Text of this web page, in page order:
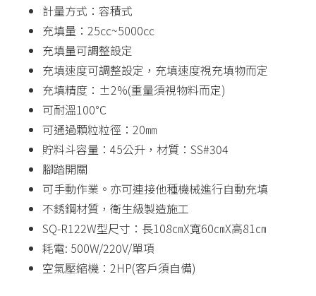
計量方式：容積式
充填量：25㏄~5000㏄
充填量可調整設定
充填速度可調整設定，充填速度視充填物而定
充填精度：±2%(重量須視物料而定)
可耐溫100℃
可通過顆粒粒徑：20㎜
貯料斗容量：45公升，材質：SS#304
腳踏開關
可手動作業。亦可連接他種機械進行自動充填
不銹鋼材質，衛生級製造施工
SQ-R122W型尺寸：長108㎝X寬60㎝X高81㎝
耗電: 500W/220V/單項
空氣壓縮機：2HP(客戶須自備)